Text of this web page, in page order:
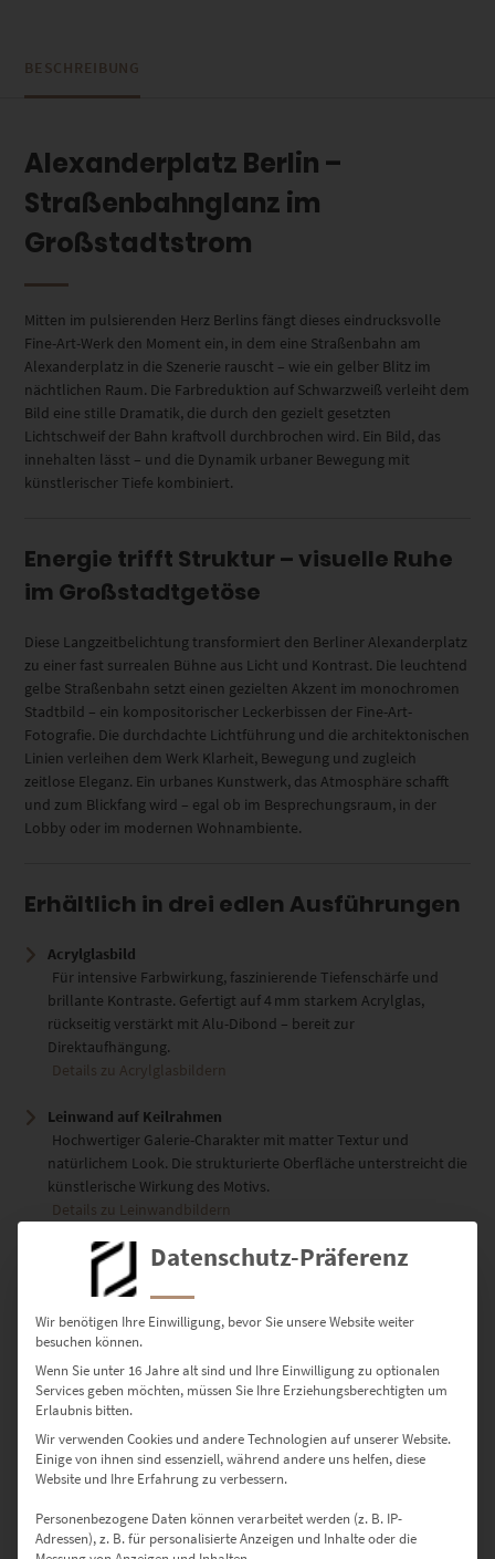
BESCHREIBUNG
Alexanderplatz Berlin –
Straßenbahnglanz im
Großstadtstrom
Mitten im pulsierenden Herz Berlins fängt dieses eindrucksvolle
Fine-Art-Werk den Moment ein, in dem eine Straßenbahn am
Alexanderplatz in die Szenerie rauscht – wie ein gelber Blitz im
nächtlichen Raum. Die Farbreduktion auf Schwarzweiß verleiht dem
Bild eine stille Dramatik, die durch den gezielt gesetzten
Lichtschweif der Bahn kraftvoll durchbrochen wird. Ein Bild, das
innehalten lässt – und die Dynamik urbaner Bewegung mit
künstlerischer Tiefe kombiniert.
Energie trifft Struktur – visuelle Ruhe
im Großstadtgetöse
Diese Langzeitbelichtung transformiert den Berliner Alexanderplatz
zu einer fast surrealen Bühne aus Licht und Kontrast. Die leuchtend
gelbe Straßenbahn setzt einen gezielten Akzent im monochromen
Stadtbild – ein kompositorischer Leckerbissen der Fine-Art-
Fotografie. Die durchdachte Lichtführung und die architektonischen
Linien verleihen dem Werk Klarheit, Bewegung und zugleich
zeitlose Eleganz. Ein urbanes Kunstwerk, das Atmosphäre schafft
und zum Blickfang wird – egal ob im Besprechungsraum, in der
Lobby oder im modernen Wohnambiente.
Erhältlich in drei edlen Ausführungen
Acrylglasbild
Für intensive Farbwirkung, faszinierende Tiefenschärfe und
brillante Kontraste. Gefertigt auf 4 mm starkem Acrylglas,
rückseitig verstärkt mit Alu-Dibond – bereit zur
Direktaufhängung.
Details zu Acrylglasbildern
Leinwand auf Keilrahmen
Hochwertiger Galerie-Charakter mit matter Textur und
natürlichem Look. Die strukturierte Oberfläche unterstreicht die
künstlerische Wirkung des Motivs.
Details zu Leinwandbildern
Poster
Seidenmatter Premiumdruck auf stabilem Fine-Art-Papier.
Flexibel einsetzbar – ideal für moderne Interiors oder als
stilvolles Geschenk.
Details zu Postern
Verfügbare Größen mit
Nutzungsempfehlung
30 × 20 cm – Für kleine Wandflächen oder stilvolle Akzente im
Flur
Datenschutz-Präferenz
Wir benötigen Ihre Einwilligung, bevor Sie unsere Website weiter
besuchen können.
Wenn Sie unter 16 Jahre alt sind und Ihre Einwilligung zu optionalen
Services geben möchten, müssen Sie Ihre Erziehungsberechtigten um
Erlaubnis bitten.
Wir verwenden Cookies und andere Technologien auf unserer Website.
Einige von ihnen sind essenziell, während andere uns helfen, diese
Website und Ihre Erfahrung zu verbessern.
Personenbezogene Daten können verarbeitet werden (z. B. IP-
Adressen), z. B. für personalisierte Anzeigen und Inhalte oder die